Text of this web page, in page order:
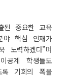
된 중요한 교육
야 핵심 인재가
노력하겠다”며
공계 학생들도
록 기회의 폭을